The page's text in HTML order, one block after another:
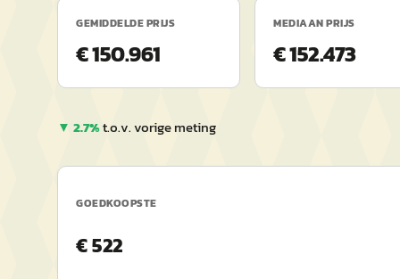
GEMIDDELDE PRIJS
€ 150.961
MEDIAAN PRIJS
€ 152.473
▼ 2.7%t.o.v. vorige meting
GOEDKOOPSTE
€522